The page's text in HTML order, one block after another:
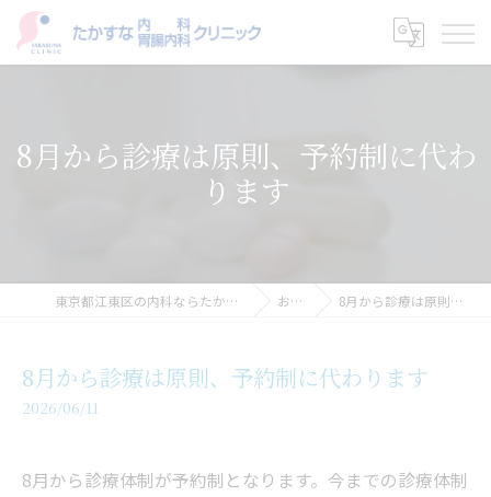
8月から診療は原則、予約制に代わ
ります
東京都江東区の内科ならたかすな内科・胃腸内科クリニック お知らせ 8月から診療は原則、予約制に代わります
8月から診療は原則、予約制に代わります
2026/06/11
8月から診療体制が予約制となります。今までの診療体制